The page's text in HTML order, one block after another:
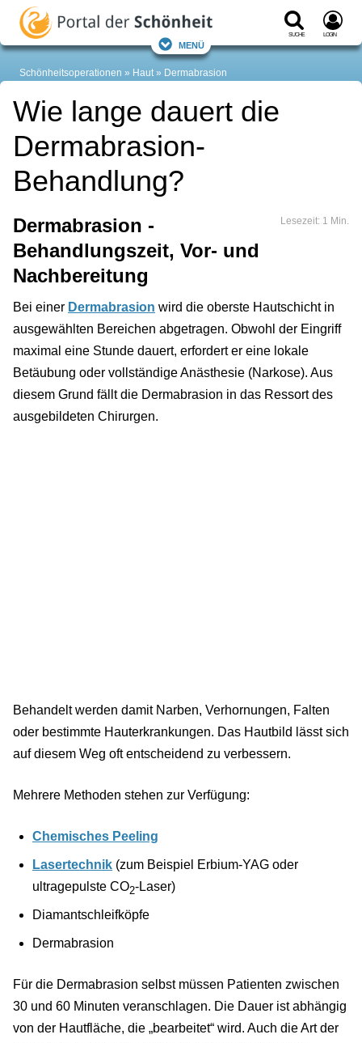
Suche Login
Menü
Schönheitsoperationen Haut Dermabrasion
Wie lange dauert die
Dermabrasion-
Behandlung?
Lesezeit: 1 Min.
Dermabrasion -
Behandlungszeit, Vor- und
Nachbereitung
Bei einer Dermabrasion wird die oberste Hautschicht in
ausgewählten Bereichen abgetragen. Obwohl der Eingriff
maximal eine Stunde dauert, erfordert er eine lokale
Betäubung oder vollständige Anästhesie (Narkose). Aus
diesem Grund fällt die Dermabrasion in das Ressort des
ausgebildeten Chirurgen.
Behandelt werden damit Narben, Verhornungen, Falten
oder bestimmte Hauterkrankungen. Das Hautbild lässt sich
auf diesem Weg oft entscheidend zu verbessern.
Mehrere Methoden stehen zur Verfügung:
Chemisches Peeling
Lasertechnik (zum Beispiel Erbium-YAG oder
ultragepulste CO2-Laser)
Diamantschleifköpfe
Dermabrasion
Für die Dermabrasion selbst müssen Patienten zwischen
30 und 60 Minuten veranschlagen. Die Dauer ist abhängig
von der Hautfläche, die „bearbeitet“ wird. Auch die Art der